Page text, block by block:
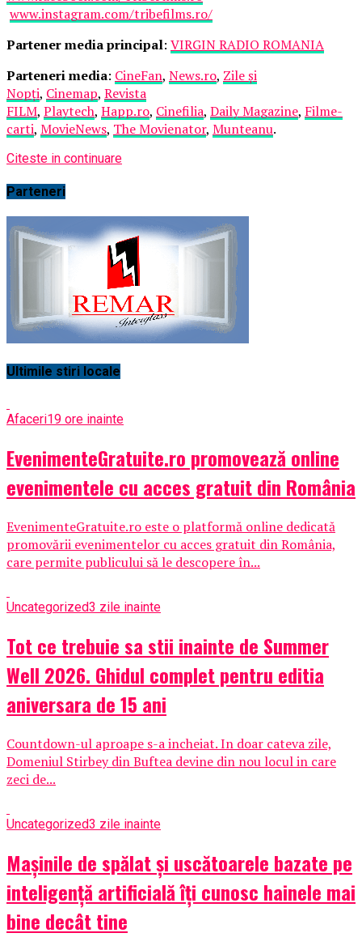
www.instagram.com/tribefilms.ro/
Partener media principal: VIRGIN RADIO ROMANIA
Parteneri media: CineFan, News.ro, Zile și
Nopți, Cinemap, Revista
FILM, Playtech, Happ.ro, Cinefilia, Daily Magazine, Filme-
carti, MovieNews, The Movienator, Munteanu.
Citeste in continuare
Parteneri
Ultimile stiri locale
Afaceri19 ore inainte
EvenimenteGratuite.ro promovează online
evenimentele cu acces gratuit din România
EvenimenteGratuite.ro este o platformă online dedicată
promovării evenimentelor cu acces gratuit din România,
care permite publicului să le descopere în...
Uncategorized3 zile inainte
Tot ce trebuie sa stii inainte de Summer
Well 2026. Ghidul complet pentru editia
aniversara de 15 ani
Countdown-ul aproape s-a incheiat. In doar cateva zile,
Domeniul Stirbey din Buftea devine din nou locul in care
zeci de...
Uncategorized3 zile inainte
Mașinile de spălat și uscătoarele bazate pe
inteligență artificială îți cunosc hainele mai
bine decât tine